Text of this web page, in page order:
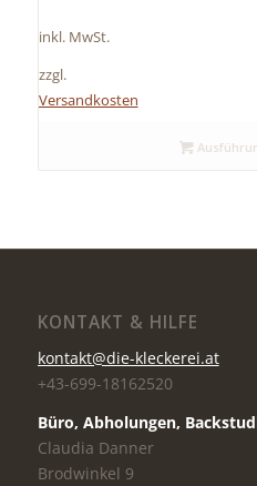
inkl. MwSt.
zzgl.
Versandkosten
KONTAKT & HILFE
kontakt@die-kleckerei.at
+43-699-18162520
Büro, Abholungen,
Claudia Danner
Brodwinkel 9